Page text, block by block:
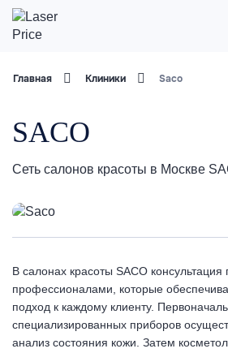
Главная Клиники Saco
SACO
Сеть салонов красоты в Москве
В салонах красоты SACO
профессионалами, которые
подход к каждому клиенту.
специализированных приборов
анализ состояния кожи. Затем